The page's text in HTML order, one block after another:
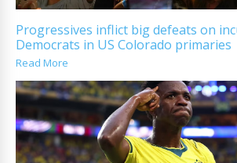
Progressives inflict big defeats on
Democrats in US Colorado primaries
Read More